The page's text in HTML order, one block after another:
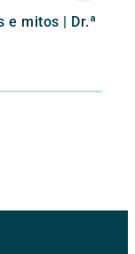
e mitos | Dr.ª